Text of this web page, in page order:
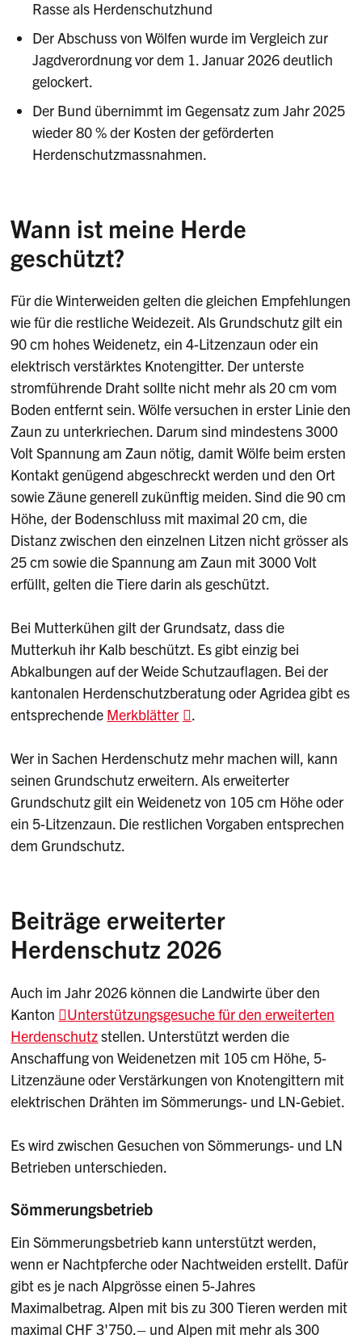
Rasse als Herdenschutzhund
Der Abschuss von Wölfen wurde im Vergleich zur
Jagdverordnung vor dem 1. Januar 2026 deutlich
gelockert.
Der Bund übernimmt im Gegensatz zum Jahr 2025
wieder 80 % der Kosten der geförderten
Herdenschutzmassnahmen.
Wann ist meine Herde
geschützt?
Für die Winterweiden gelten die gleichen Empfehlungen
wie für die restliche Weidezeit. Als Grundschutz gilt ein
90 cm hohes Weidenetz, ein 4-Litzenzaun oder ein
elektrisch verstärktes Knotengitter. Der unterste
stromführende Draht sollte nicht mehr als 20 cm vom
Boden entfernt sein. Wölfe versuchen in erster Linie den
Zaun zu unterkriechen. Darum sind mindestens 3000
Volt Spannung am Zaun nötig, damit Wölfe beim ersten
Kontakt genügend abgeschreckt werden und den Ort
sowie Zäune generell zukünftig meiden. Sind die 90 cm
Höhe, der Bodenschluss mit maximal 20 cm, die
Distanz zwischen den einzelnen Litzen nicht grösser als
25 cm sowie die Spannung am Zaun mit 3000 Volt
erfüllt, gelten die Tiere darin als geschützt.
Bei Mutterkühen gilt der Grundsatz, dass die
Mutterkuh ihr Kalb beschützt. Es gibt einzig bei
Abkalbungen auf der Weide Schutzauflagen. Bei der
kantonalen Herdenschutzberatung oder Agridea gibt es
entsprechende Merkblätter .
Wer in Sachen Herdenschutz mehr machen will, kann
seinen Grundschutz erweitern. Als erweiterter
Grundschutz gilt ein Weidenetz von 105 cm Höhe oder
ein 5-Litzenzaun. Die restlichen Vorgaben entsprechen
dem Grundschutz.
Beiträge erweiterter
Herdenschutz 2026
Auch im Jahr 2026 können die Landwirte über den
Kanton
Unterstützungsgesuche für den erweiterten
Herdenschutzstellen. Unterstützt werden die
Anschaffung von Weidenetzen mit 105 cm Höhe, 5-
Litzenzäune oder Verstärkungen von Knotengittern mit
elektrischen Drähten im Sömmerungs- und LN-Gebiet.
Es wird zwischen Gesuchen von Sömmerungs- und LN
Betrieben unterschieden.
Sömmerungsbetrieb
Ein Sömmerungsbetrieb kann unterstützt werden,
wenn er Nachtpferche oder Nachtweiden erstellt. Dafür
gibt es je nach Alpgrösse einen 5-Jahres
Maximalbetrag. Alpen mit bis zu 300 Tieren werden mit
maximal CHF 3'750.– und Alpen mit mehr als 300